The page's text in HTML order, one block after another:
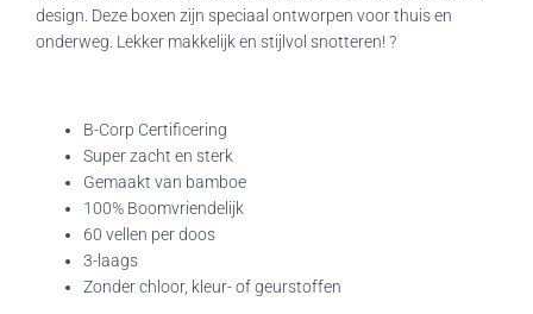
design. Deze boxen zijn speciaal ontworpen voor thuis en
onderweg. Lekker makkelijk en stijlvol snotteren! ?
B-Corp Certificering
Super zacht en sterk
Gemaakt van bamboe
100% Boomvriendelijk
60 vellen per doos
3-laags
Zonder chloor, kleur- of geurstoffen